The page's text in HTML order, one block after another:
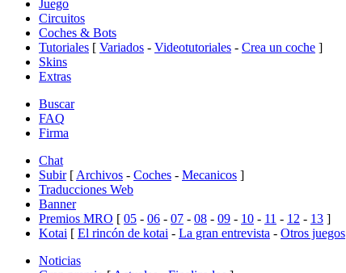
Juego
Circuitos
Coches & Bots
Tutoriales [ Variados - Videotutoriales - Crea un coche ]
Skins
Extras
Buscar
FAQ
Firma
Chat
Subir [ Archivos - Coches - Mecanicos ]
Traducciones Web
Banner
Premios MRO [ 05 - 06 - 07 - 08 - 09 - 10 - 11 - 12 - 13 ]
Kotai [ El rincón de kotai - La gran entrevista - Otros juegos
Noticias